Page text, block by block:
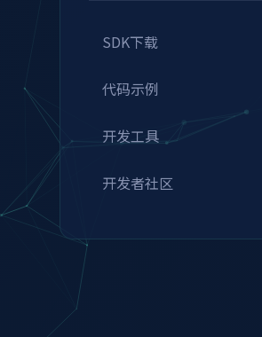
SDK下载
代码示例
开发工具
开发者社区